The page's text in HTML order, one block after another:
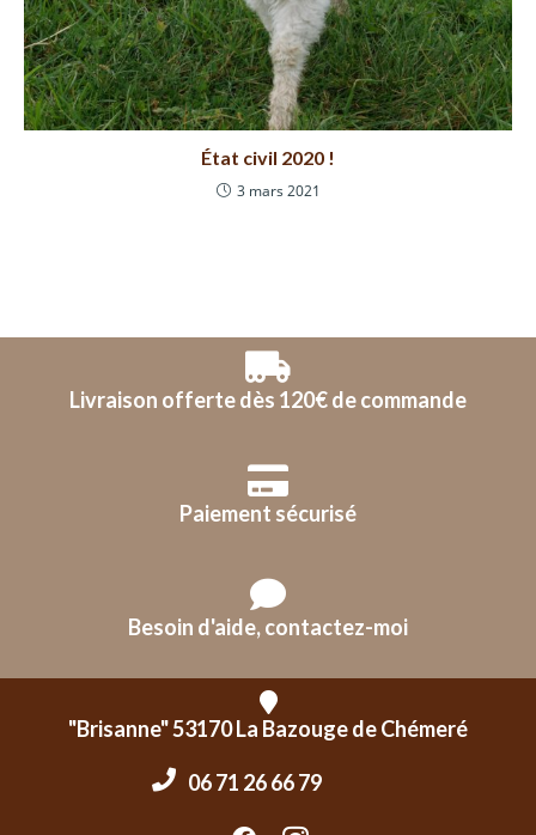
État civil 2020 !
3 mars 2021
Livraison offerte dès 120€ de commande
Paiement sécurisé
Besoin d'aide, contactez-moi
"Brisanne" 53170 La Bazouge de Chémeré
06 71 26 66 79​